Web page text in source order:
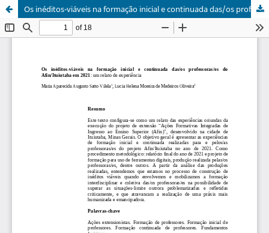
Os inéditos-viáveis na formação inicial e continuada das/os professoras/es do Afin/Ituiutaba em 2021